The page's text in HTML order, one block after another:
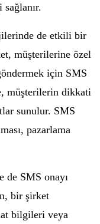
de etkili bir
müşterilerine özel
için SMS
müşterilerin dikkati
sunulur. SMS
pazarlama
de SMS onayı
bir şirket
bilgileri veya